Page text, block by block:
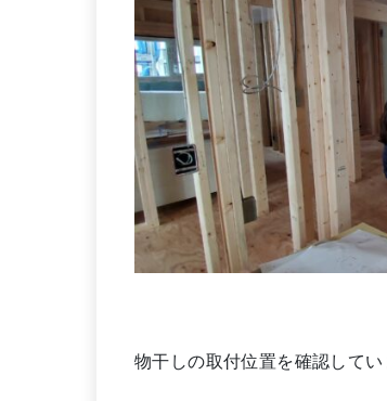
物干しの取付位置を確認してい